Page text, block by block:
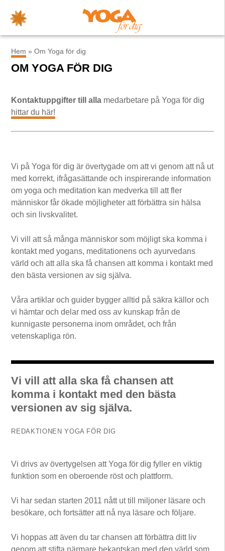
Hem »Om Yoga för dig
OM YOGA FÖR DIG
Kontaktuppgifter till alla medarbetare på Yoga för dig
hittar du här!
Vi på Yoga för dig är övertygade om att vi genom att nå ut
med korrekt, ifrågasättande och inspirerande information
om yoga och meditation kan medverka till att fler
människor får ökade möjligheter att förbättra sin hälsa
och sin livskvalitet.
Vi vill att så många människor som möjligt ska komma i
kontakt med yogans, meditationens och ayurvedans
värld och att alla ska få chansen att komma i kontakt med
den bästa versionen av sig själva.
Våra artiklar och guider bygger alltid på säkra källor och
vi hämtar och delar med oss av kunskap från de
kunnigaste personerna inom området, och från
vetenskapliga rön.
Vi vill att alla ska få chansen att
komma i kontakt med den bästa
versionen av sig själva.
REDAKTIONEN YOGA FÖR DIG
Vi drivs av övertygelsen att Yoga för dig fyller en viktig
funktion som en oberoende röst och plattform.
Vi har sedan starten 2011 nått ut till miljoner läsare och
besökare, och fortsätter att nå nya läsare och följare.
Vi hoppas att även du tar chansen att förbättra ditt liv
genom att stifta närmare bekantskap med den värld som